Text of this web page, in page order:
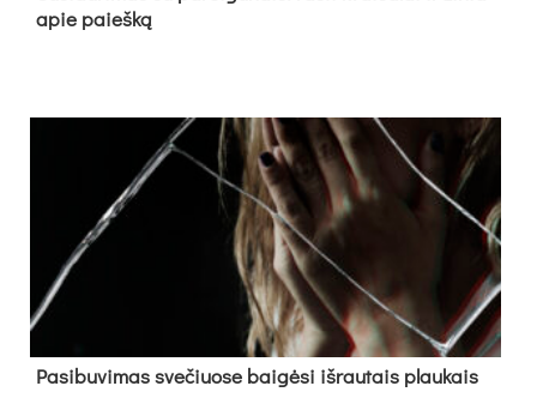
apie paieš­ką
Pa­si­bu­vi­mas sve­čiuo­se bai­gė­si iš­rau­tais plau­kais